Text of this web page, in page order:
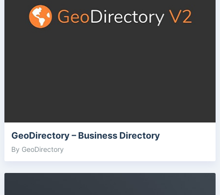
GeoDirectory – Business Directory
By GeoDirectory